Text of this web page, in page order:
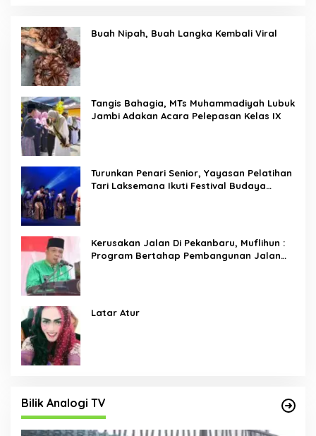
Buah Nipah, Buah Langka Kembali Viral
Tangis Bahagia, MTs Muhammadiyah Lubuk
Jambi Adakan Acara Pelepasan Kelas IX
Turunkan Penari Senior, Yayasan Pelatihan
Tari Laksemana Ikuti Festival Budaya
Kerusakan Jalan Di Pekanbaru, Muflihun :
Program Bertahap Pembangunan Jalan
Latar Atur
Bilik Analogi TV